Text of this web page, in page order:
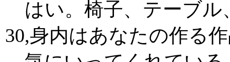
はい。椅子、テーブル
30,身内はあなたの作る